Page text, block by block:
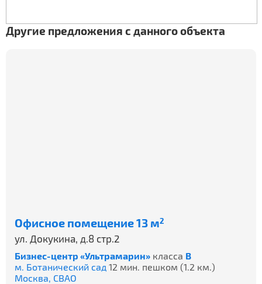
Другие предложения с данного объекта
Офисное помещение 13 м2
ул. Докукина, д.8 стр.2
Бизнес-центр «Ультрамарин» класса B
м. Ботанический сад 12 мин. пешком (1.2 км.)
Москва, СВАО